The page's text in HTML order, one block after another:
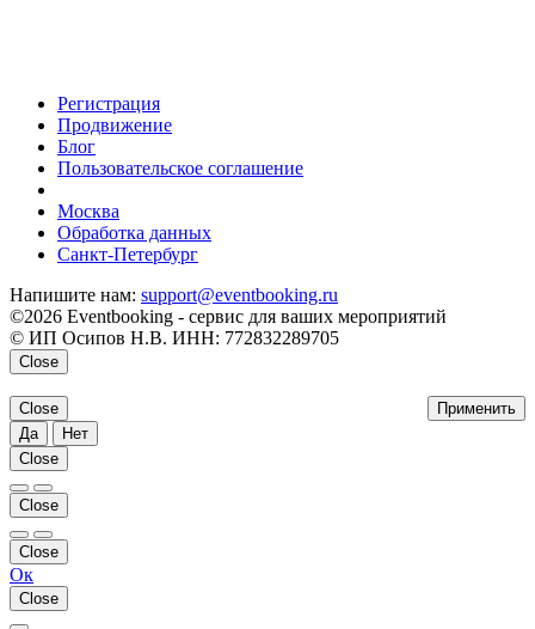
Регистрация
Продвижение
Блог
Пользовательское соглашение
Москва
Обработка данных
Санкт-Петербург
Напишите нам: support@eventbooking.ru
©2026 Eventbooking - сервис для ваших мероприятий
© ИП Осипов Н.В. ИНН: 772832289705
Close
Применить
Close
Да
Нет
Close
Close
Close
Ок
Close